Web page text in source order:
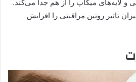
و لایه‌های میکاپ را از هم جدا می‌کند.
تاثیر روتین مراقبتی را افزایش